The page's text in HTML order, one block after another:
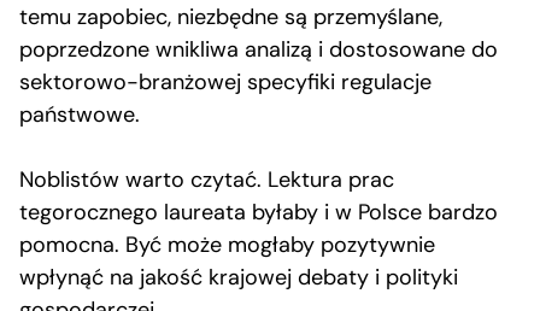
temu zapobiec, niezbędne są przemyślane,
poprzedzone wnikliwa analizą i dostosowane do
sektorowo-branżowej specyfiki regulacje
państwowe.
Noblistów warto czytać. Lektura prac
tegorocznego laureata byłaby i w Polsce bardzo
pomocna. Być może mogłaby pozytywnie
wpłynąć na jakość krajowej debaty i polityki